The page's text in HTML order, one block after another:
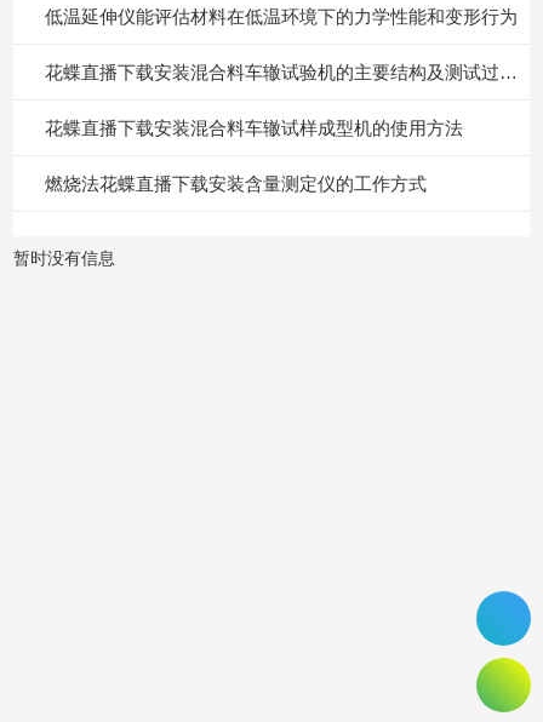
低温延伸仪能评估材料在低温环境下的力学性能和变形行为
花蝶直播下载安装混合料车辙试验机的主要结构及测试过程说明
花蝶直播下载安装混合料车辙试样成型机的使用方法
燃烧法花蝶直播下载安装含量测定仪的工作方式
暂时没有信息